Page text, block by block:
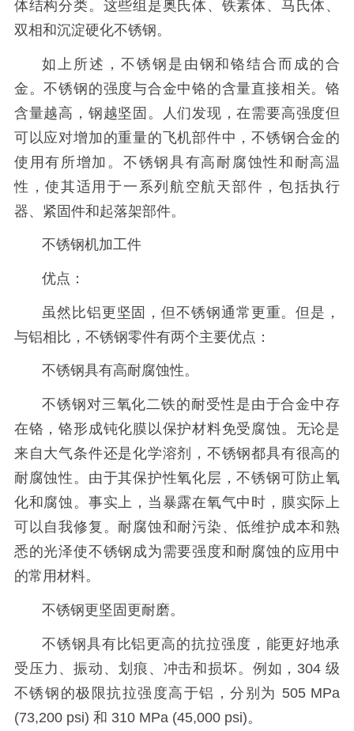
体结构分类。这些组是奥氏体、铁素体、马氏体、
双相和沉淀硬化不锈钢。
如上所述，不锈钢是由钢和铬结合而成的合
金。不锈钢的强度与合金中铬的含量直接相关。铬
含量越高，钢越坚固。人们发现，在需要高强度但
可以应对增加的重量的飞机部件中，不锈钢合金的
使用有所增加。不锈钢具有高耐腐蚀性和耐高温
性，使其适用于一系列航空航天部件，包括执行
器、紧固件和起落架部件。
不锈钢机加工件
优点：
虽然比铝更坚固，但不锈钢通常更重。但是，
与铝相比，不锈钢零件有两个主要优点：
不锈钢具有高耐腐蚀性。
不锈钢对三氧化二铁的耐受性是由于合金中存
在铬，铬形成钝化膜以保护材料免受腐蚀。无论是
来自大气条件还是化学溶剂，不锈钢都具有很高的
耐腐蚀性。由于其保护性氧化层，不锈钢可防止氧
化和腐蚀。事实上，当暴露在氧气中时，膜实际上
可以自我修复。耐腐蚀和耐污染、低维护成本和熟
悉的光泽使不锈钢成为需要强度和耐腐蚀的应用中
的常用材料。
不锈钢更坚固更耐磨。
不锈钢具有比铝更高的抗拉强度，能更好地承
受压力、振动、划痕、冲击和损坏。例如，304 级
不锈钢的极限抗拉强度高于铝，分别为 505 MPa
(73,200 psi) 和 310 MPa (45,000 psi)。